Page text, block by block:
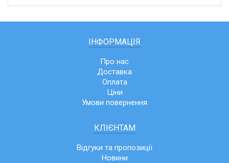
ІНФОРМАЦІЯ
Про нас
Доставка
Оплата
Ціни
Умови повернення
КЛІЄНТАМ
Відгуки та пропозиції
Новини